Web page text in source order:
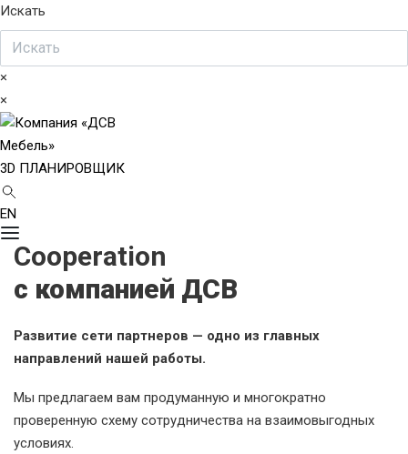
Искать
×
×
3D ПЛАНИРОВЩИК
EN
Cooperation
с компанией ДСВ
Развитие сети партнеров — одно из главных
направлений нашей работы.
Мы предлагаем вам продуманную и многократно
проверенную схему сотрудничества на взаимовыгодных
условиях.